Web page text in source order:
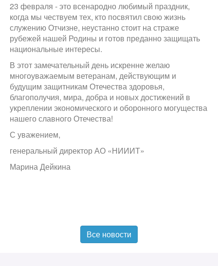
23 февраля - это всенародно любимый праздник,
когда мы чествуем тех, кто посвятил свою жизнь
служению Отчизне, неустанно стоит на страже
рубежей нашей Родины и готов преданно защищать
национальные интересы.
В этот замечательный день искренне желаю
многоуважаемым ветеранам, действующим и
будущим защитникам Отечества здоровья,
благополучия, мира, добра и новых достижений в
укреплении экономического и оборонного могущества
нашего славного Отечества!
С уважением,
генеральный директор АО «НИИИТ»
Марина Дейкина
Все новости